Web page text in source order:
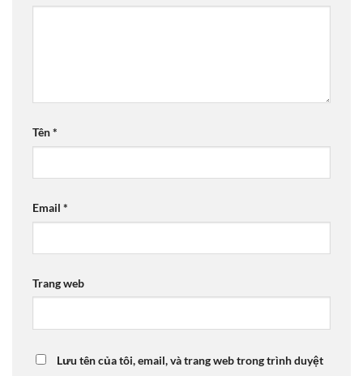
Tên*
Email *
Trang web
Lưu tên của tôi, email, và trang web trong trình duyệt